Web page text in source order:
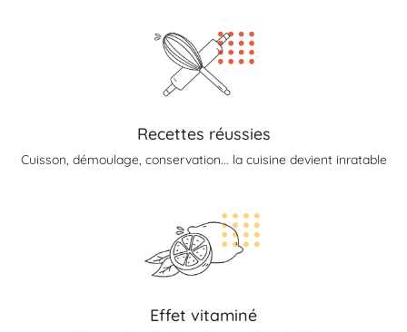
Recettes réussies
Cuisson, démoulage, conservation... la cuisine devient inratable
Effet vitaminé